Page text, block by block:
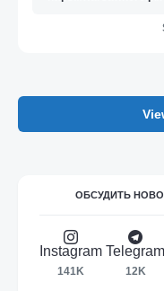
ОБСУДИТЬ
Instagram
141K
Telegram
12K